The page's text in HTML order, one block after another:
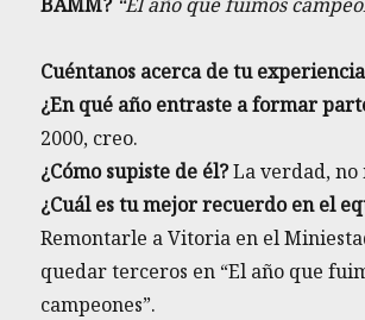
Cuéntanos acerca de tu
¿En qué año entraste a formar
2000, creo.
¿Cómo supiste de él?La verdad, no
¿Cuál es tu mejor recuerdo en el
Remontarle a Vitoria en el
quedar terceros en “El año que
campeones”.